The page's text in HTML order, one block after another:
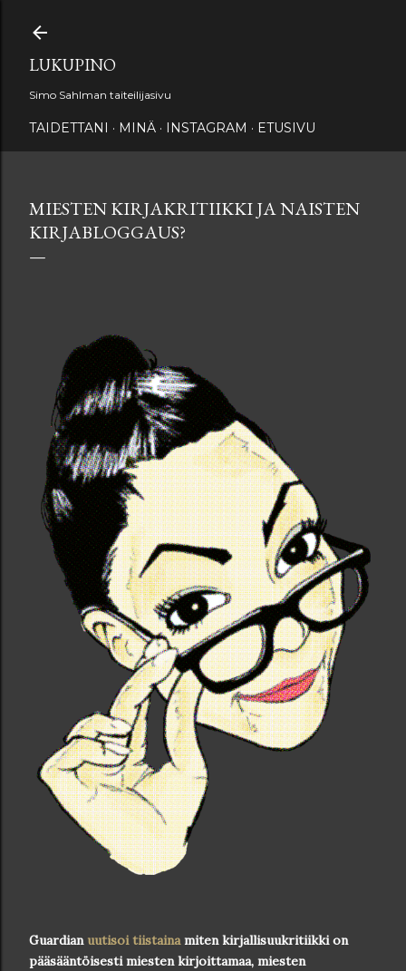
LUKUPINO
Simo Sahlman taiteilijasivu
TAIDETTANI MINÄ INSTAGRAM ETUSIVU
MIESTEN KIRJAKRITIIKKI JA NAISTEN
KIRJABLOGGAUS?
Guardian uutisoi tiistainamiten kirjallisuukritiikki on
pääsääntöisesti miesten kirjoittamaa, miesten